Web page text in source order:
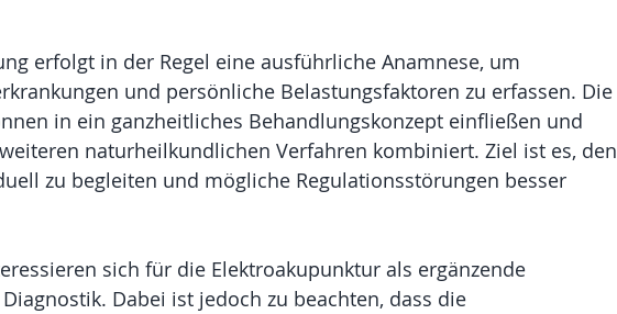
erfolgt in der Regel eine ausführliche Anamnese, um
und persönliche Belastungsfaktoren zu erfassen. Die
in ein ganzheitliches Behandlungskonzept einfließen und
naturheilkundlichen Verfahren kombiniert. Ziel ist es, den
zu begleiten und mögliche Regulationsstörungen besser
sich für die Elektroakupunktur als ergänzende
Dabei ist jedoch zu beachten, dass die